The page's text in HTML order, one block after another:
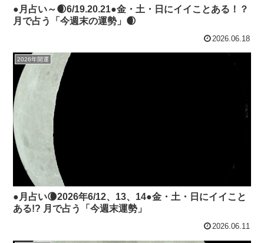
●月占い～🌒6/19.20.21●金・土・日にイイことある！？
月で占う「今週末の運勢」🌒
2026.06.18
2026年開運
●月占い🌘2026年6/12、13、14●金・土・日にイイこと
ある!? 月で占う「今週末運勢」
2026.06.11